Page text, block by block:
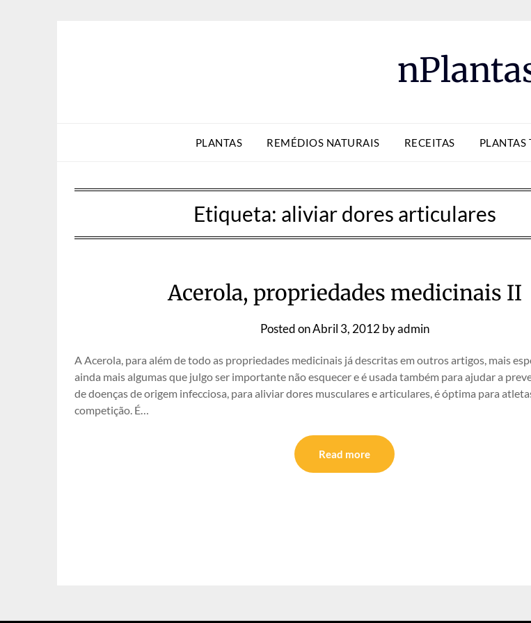
PLANTAS REMÉDIOS NATURAIS RECEITAS PLANTAS
Etiqueta: aliviar dores articulares
Acerola, propriedades medicinais II
Posted onAbril 3, 2012 byadmin
A Acerola, para além de todo as propriedades medicinais já descritas em outros artigos, mais
ainda mais algumas que julgo ser importante não esquecer e é usada também para ajudar a
de doenças de origem infecciosa, para aliviar dores musculares e articulares, é óptima para
competição. É…
Read more